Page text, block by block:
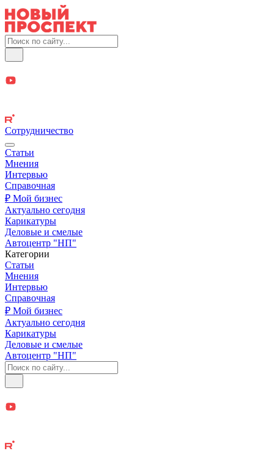
Сотрудничество
Статьи
Мнения
Интервью
Справочная
₽ Мой бизнес
Актуально сегодня
Карикатуры
Деловые и смелые
Автоцентр "НП"
Категории
Статьи
Мнения
Интервью
Справочная
₽ Мой бизнес
Актуально сегодня
Карикатуры
Деловые и смелые
Автоцентр "НП"